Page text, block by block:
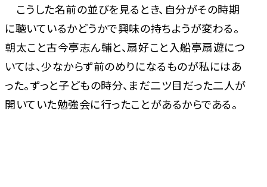
こうした名前の並びを見るとき、自分がその時期
に聴いているかどうかで興味の持ちようが変わる。
朝太こと古今亭志ん輔と、扇好こと入船亭扇遊につ
いては、少なからず前のめりになるものが私にはあ
った。ずっと子どもの時分、まだ二ツ目だった二人が
開いていた勉強会に行ったことがあるからである。